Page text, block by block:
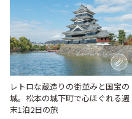
レトロな蔵造りの街並みと国宝の
城。松本の城下町で心ほぐれる週
末1泊2日の旅